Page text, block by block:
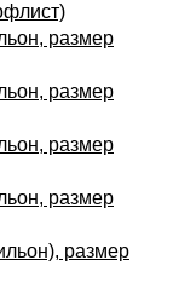
размер
размер
размер
размер
размер